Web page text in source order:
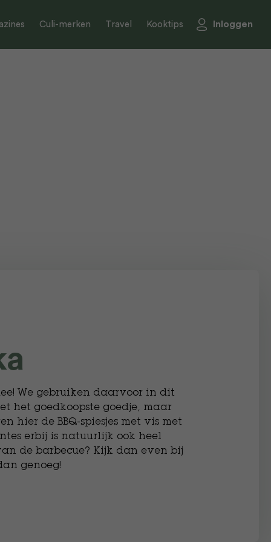
Culi-merken Travel Kooktips Inloggen
We gebruiken daarvoor in dit
het goedkoopste goedje, maar
hier de BBQ-spiesjes met vis met
erbij is natuurlijk ook heel
de barbecue? Kijk dan even bij
genoeg!